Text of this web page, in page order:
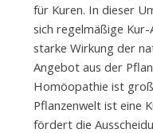
für Kuren. In dieser
sich regelmäßige
starke Wirkung der
Angebot aus der
Homöopathie ist
Pflanzenwelt ist eine
fördert die